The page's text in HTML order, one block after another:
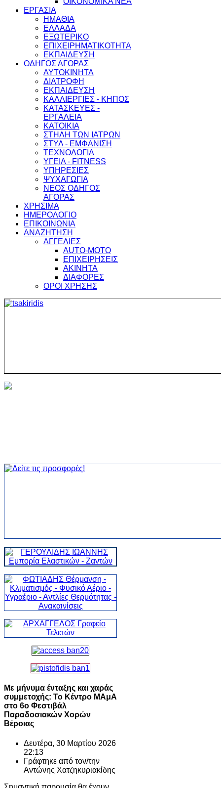
ΕΡΓΑΣΙΑ
ΗΜΑΘΙΑ
ΕΛΛΑΔΑ
ΕΞΩΤΕΡΙΚΟ
ΕΠΙΧΕΙΡΗΜΑΤΙΚΟΤΗΤΑ
ΕΚΠΑΙΔΕΥΣΗ
ΟΔΗΓΟΣ ΑΓΟΡΑΣ
ΑΥΤΟΚΙΝΗΤΑ
ΔΙΑΤΡΟΦΗ
ΕΚΠΑΙΔΕΥΣΗ
ΚΑΛΛΙΕΡΓΙΕΣ - ΚΗΠΟΣ
ΚΑΤΑΣΚΕΥΕΣ -
ΕΡΓΑΛΕΙΑ
ΚΑΤΟΙΚΙΑ
ΣΤΗΛΗ ΤΩΝ ΙΑΤΡΩΝ
ΣΤΥΛ - ΕΜΦΑΝΙΣΗ
ΤΕΧΝΟΛΟΓΙΑ
ΥΓΕΙΑ - FITNESS
ΥΠΗΡΕΣΙΕΣ
ΨΥΧΑΓΩΓΙΑ
ΝΕΟΣ ΟΔΗΓΟΣ
ΑΓΟΡΑΣ
ΧΡΗΣΙΜΑ
ΗΜΕΡΟΛΟΓΙΟ
ΕΠΙΚΟΙΝΩΝΙΑ
ΑΝΑΖΗΤΗΣΗ
ΑΓΓΕΛΙΕΣ
AUTO-MOTO
ΕΠΙΧΕΙΡΗΣΕΙΣ
ΑΚΙΝΗΤΑ
ΔΙΑΦΟΡΕΣ
ΟΡΟΙ ΧΡΗΣΗΣ
Με μήνυμα ένταξης και χαράς
συμμετοχής: Το Κέντρο ΜΑμΑ
στο 6ο Φεστιβάλ
Παραδοσιακών Χορών
Βέροιας
Δευτέρα, 30 Μαρτίου 2026
22:13
Γράφτηκε από τον/την
Αντώνης Χατζηκυριακίδης